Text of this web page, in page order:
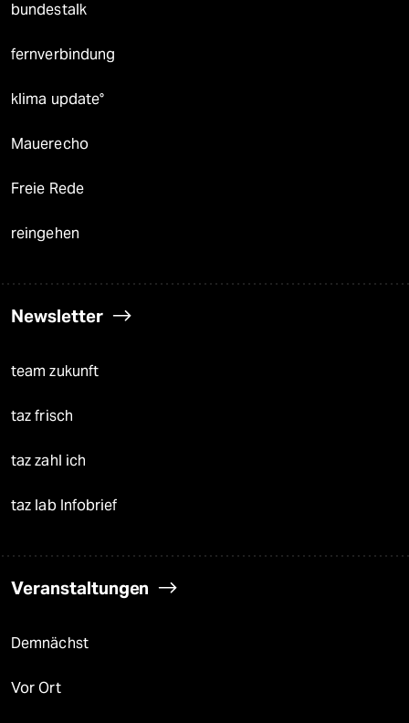
bundestalk
fernverbindung
klima update°
Mauerecho
Freie Rede
reingehen
Newsletter
team zukunft
taz frisch
taz zahl ich
taz lab Infobrief
Veranstaltungen
Demnächst
Vor Ort